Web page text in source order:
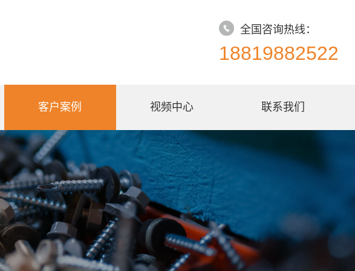
全国咨询热线：
18819882522
客户案例 视频中心 联系我们